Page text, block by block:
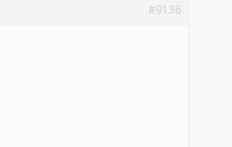
#9136